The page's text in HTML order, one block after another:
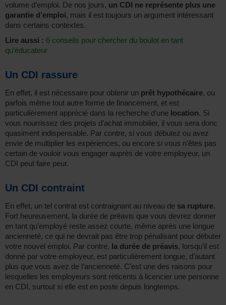
volume d’emploi. De nos jours, un CDI ne représente plus une
garantie d’emploi, mais il est toujours un argument intéressant
dans certains contextes.
Lire aussi : 6 conseils pour chercher du boulot en tant
qu’éducateur
Un CDI rassure
En effet, il est nécessaire pour obtenir un prêt hypothécaire, ou
parfois même tout autre forme de financement, et est
particulièrement apprécié dans la recherche d’une location. Si
vous nourrissez des projets d’achat immobilier, il vous sera donc
quasiment indispensable. Par contre, si vous débutez ou avez
envie de multiplier les expériences, ou encore si vous n’êtes pas
certain de vouloir vous engager auprès de votre employeur, un
CDI peut faire peur.
Un CDI contraint
En effet, un tel contrat est contraignant au niveau de sa rupture.
Fort heureusement, la durée de préavis que vous devrez donner
en tant qu’employé reste assez courte, même après une longue
ancienneté, ce qui ne devrait pas être trop pénalisant pour débuter
votre nouvel emploi. Par contre, la durée de préavis, lorsqu’il est
donné par votre employeur, est particulièrement longue, d’autant
plus que vous avez de l’ancienneté. C’est une des raisons pour
lesquelles les employeurs sont réticents à licencier une personne
en CDI, surtout si elle est en poste depuis longtemps.